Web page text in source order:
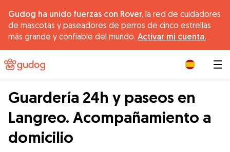
Gudog ha unido fuerzas con Rover, la red de cuidadores
de mascotas y paseadores de perros de cinco estrellas
más grande y confiable del mundo. Activar mi cuenta.
Guardería 24h y paseos en
Langreo. Acompañamiento a
domicilio